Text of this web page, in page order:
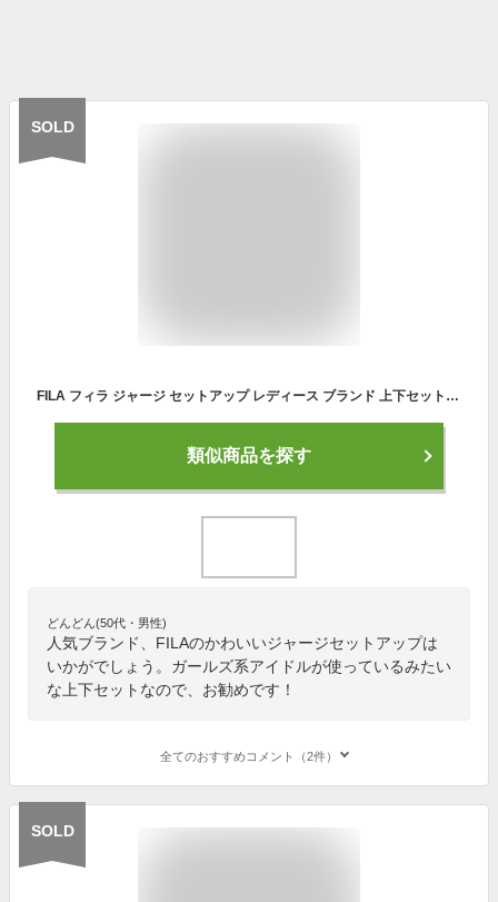
SOLD
FILA フィラ ジャージ セットアップ レディース ブランド 上下セット カジュアル シンプル ゆったり スポーツウェア 部屋着 ルームウェア 寝巻き ストレッチ 黒 大きいサイズ LL 3L 2024fw karlas
類似商品を探す
どんどん(50代・男性)
人気ブランド、FILAのかわいいジャージセットアップは
いかがでしょう。ガールズ系アイドルが使っているみたい
な上下セットなので、お勧めです！
全てのおすすめコメント（2件）
SOLD